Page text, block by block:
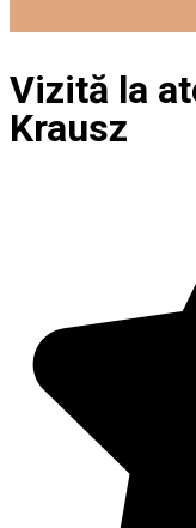
Vizită la
Krausz